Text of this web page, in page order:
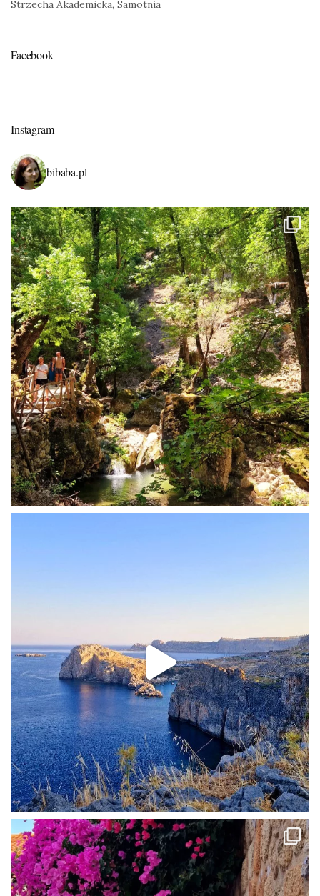
Strzecha Akademicka, Samotnia
Facebook
Instagram
bibaba.pl